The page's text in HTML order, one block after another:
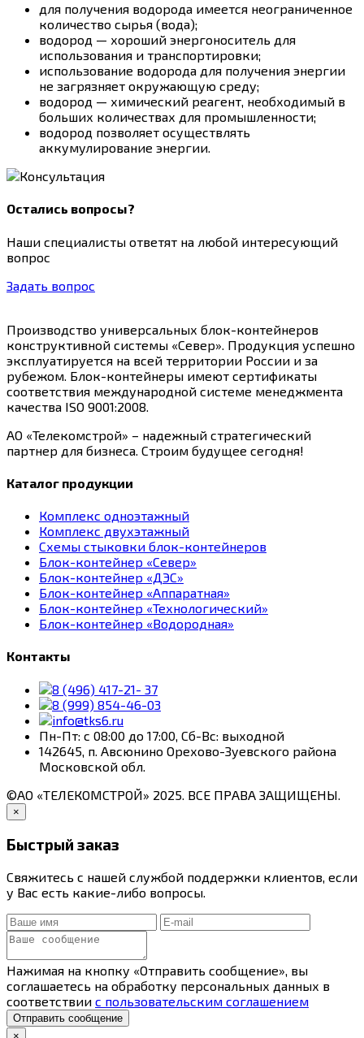
для получения водорода имеется неограниченное
количество сырья (вода);
водород — хороший энергоноситель для
использования и транспортировки;
использование водорода для получения энергии
не загрязняет окружающую среду;
водород — химический реагент, необходимый в
больших количествах для промышленности;
водород позволяет осуществлять
аккумулирование энергии.
Остались вопросы?
Наши специалисты ответят на любой интересующий
вопрос
Задать вопрос
Производство универсальных блок-контейнеров
конструктивной системы «Север». Продукция успешно
эксплуатируется на всей территории России и за
рубежом. Блок-контейнеры имеют сертификаты
соответствия международной системе менеджмента
качества ISО 9001:2008.
АО «Телекомстрой» – надежный стратегический
партнер для бизнеса. Строим будущее сегодня!
Каталог продукции
Комплекс одноэтажный
Комплекс двухэтажный
Схемы стыковки блок-контейнеров
Блок-контейнер «Север»
Блок-контейнер «ДЭС»
Блок-контейнер «Аппаратная»
Блок-контейнер «Технологический»
Блок-контейнер «Водородная»
Контакты
8 (496) 417-21- 37
8 (999) 854-46-03
info@tks6.ru
Пн-Пт: с 08:00 до 17:00, Сб-Вс: выходной
142645, п. Авсюнино Орехово-Зуевского района
Московской обл.
©АО «ТЕЛЕКОМСТРОЙ» 2025. ВСЕ ПРАВА ЗАЩИЩЕНЫ.
×
Быстрый заказ
Свяжитесь с нашей службой поддержки клиентов, если
у Вас есть какие-либо вопросы.
Нажимая на кнопку «Отправить сообщение», вы
соглашаетесь на обработку персональных данных в
соответствии с пользовательским соглашением
Отправить сообщение